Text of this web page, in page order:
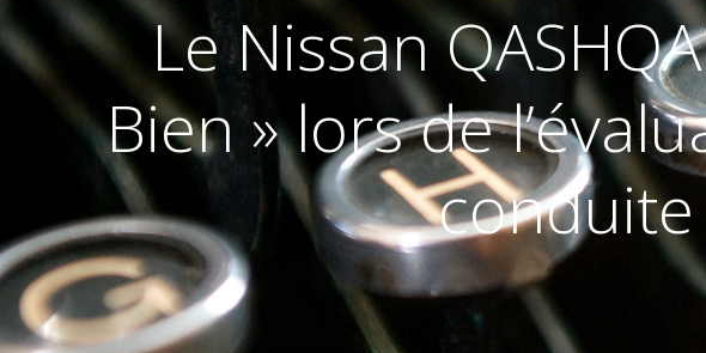
Le Nissan
Bien » lors de
conduite